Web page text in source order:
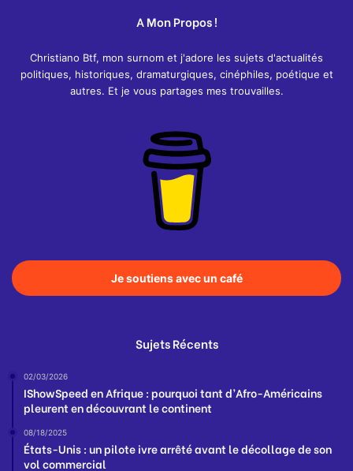
A Mon Propos !
Christiano Btf, mon surnom et j'adore les sujets d'actualités
politiques, historiques, dramaturgiques, cinéphiles, poétique et
autres. Et je vous partages mes trouvailles.
Je soutiens avec un café
Sujets Récents
02/03/2026
IShowSpeed en Afrique : pourquoi tant d’Afro-Américains
pleurent en découvrant le continent
08/18/2025
États-Unis : un pilote ivre arrêté avant le décollage de son
vol commercial